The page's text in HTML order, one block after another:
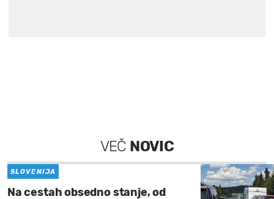
VEČ NOVIC
SLOVENIJA
Na cestah obsedno stanje, od